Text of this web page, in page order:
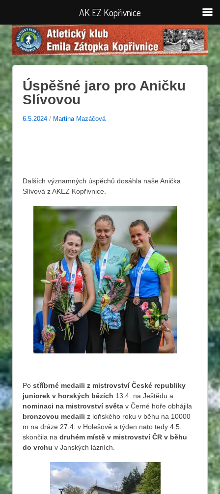
Úspěšné jaro pro Aničku
Slívovou
6.5.2024 / Martina Mazáčová
Dalších významných úspěchů dosáhla naše Anička
Slívová z AKEZ Kopřivnice.
Po stříbrné medaili z mistrovství České republiky
juniorek v horských bězích 13.4. na Ještědu a
nominaci na mistrovství světa v Černé hoře obhájila
bronzovou medaili z loňského roku v běhu na 10000
m na dráze 27.4. v Holešově a týden nato tedy 4.5.
skončila na druhém místě v mistrovství ČR v běhu
do vrchu v Janských lázních.
AK EZ Kopřivnice